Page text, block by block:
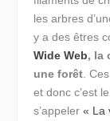
les arbres
y a des êtres
Wide Web, la
une forêt .
et donc c’est
s’appeler« La